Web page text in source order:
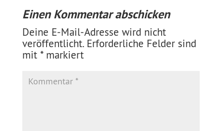
Einen Kommentar abschicken
Deine E-Mail-Adresse wird nicht
veröffentlicht. Erforderliche Felder sind
mit *markiert